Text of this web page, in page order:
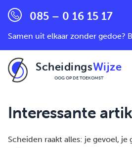
085 – 0 16 15 17
Samen uit elkaar zonder gedoe?
ScheidingsWijze
OOG OP DE TOEKOMST
Interessante
Scheiden raakt alles: je gevoel, je